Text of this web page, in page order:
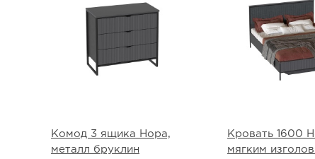
Комод 3 ящика Нора,
металл бруклин
Кровать 1600
мягким